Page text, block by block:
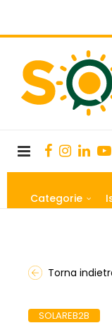
Categorie
Torna
SOLAREB2B